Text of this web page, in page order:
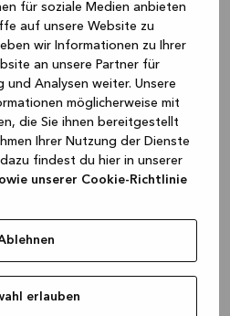
für soziale Medien anbieten
auf unsere Website zu
wir Informationen zu Ihrer
an unsere Partner für
und Analysen weiter. Unsere
möglicherweise mit
die Sie ihnen bereitgestellt
Ihrer Nutzung der Dienste
findest du hier in unserer
unserer Cookie-Richtlinie
erlauben
the browser console for more